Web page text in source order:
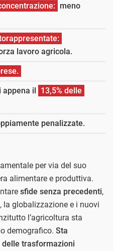
meno
lavoro agricola.
appena il 13,5% delle
penalizzate.
per via del suo
alimentare e produttiva.
sfide senza precedenti,
globalizzazione e i nuovi
l’agricoltura sta
demografico. Sta
delle trasformazioni